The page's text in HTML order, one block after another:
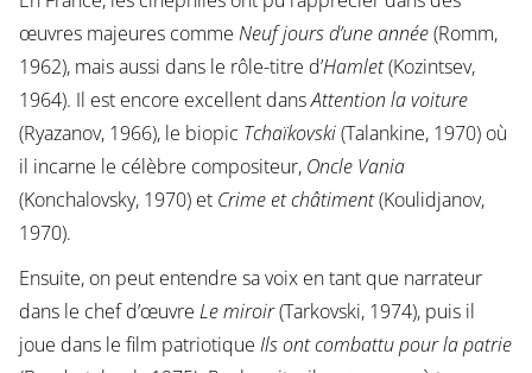
œuvres majeures comme Neuf jours d’une année(Romm,
1962), mais aussi dans le rôle-titre d’Hamlet(Kozintsev,
1964). Il est encore excellent dansAttention la voiture
(Ryazanov, 1966), le biopic Tchaïkovski(Talankine, 1970) où
il incarne le célèbre compositeur, Oncle Vania
(Konchalovsky, 1970) et Crime et châtiment(Koulidjanov,
1970).
Ensuite, on peut entendre sa voix en tant que narrateur
dans le chef d’œuvre Le miroir(Tarkovski, 1974), puis il
joue dans le film patriotique Ils ont combattu pour la patrie